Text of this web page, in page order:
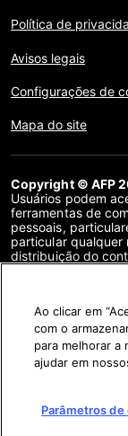
Política de
Avisos legais
Configurações de
Mapa do site
Copyright © AFP
Usuários podem
ferramentas de
pessoais,
particular qualquer
distribuição do
contrato de
meio de links no
fornecidos na
da checagem da
qualquer direito
deste conteúdo de
Ao clicar em
com o
para melhorar a
ajudar em
Parâmetros